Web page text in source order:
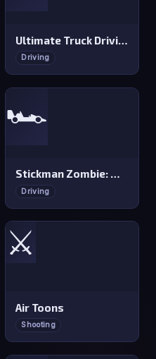
Ultimate Truck Driving Simulator 2020
Driving
🏎️
Stickman Zombie: Motorcycle
Driving
⚔️
Air Toons
Shooting